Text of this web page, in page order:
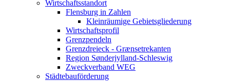
Wirtschaftsstandort
Flensburg in Zahlen
Kleinräumige Gebietsgliederung
Wirtschaftsprofil
Grenzpendeln
Grenzdreieck - Grænsetrekanten
Region Sønderjylland-Schleswig
Zweckverband WEG
Städtebauförderung